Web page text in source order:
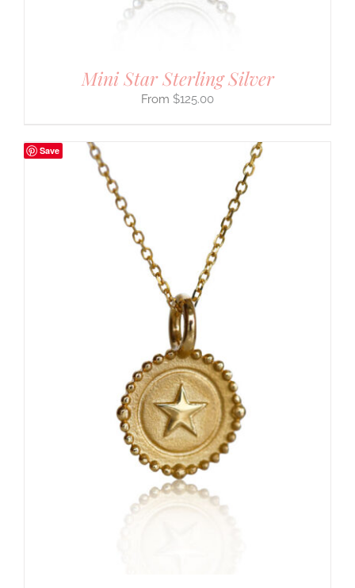
Mini Star Sterling Silver
$125.00
Save